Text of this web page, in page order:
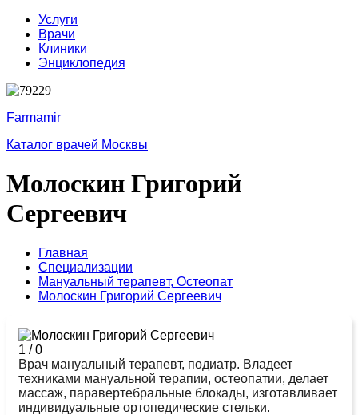
Услуги
Врачи
Клиники
Энциклопедия
Farmamir
Каталог врачей Москвы
Молоскин Григорий
Сергеевич
Главная
Специализации
Мануальный терапевт, Остеопат
Молоскин Григорий Сергеевич
1 /0
Врач мануальный терапевт, подиатр. Владеет
техниками мануальной терапии, остеопатии, делает
массаж, паравертебральные блокады, изготавливает
индивидуальные ортопедические стельки.